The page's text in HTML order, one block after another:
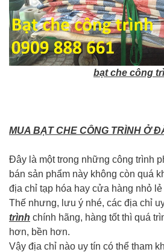
bạt che công
MUA BẠT CHE CÔNG TRÌNH Ở
Đây là một trong những công trình
bán sản phẩm này không còn quá
địa chỉ tạp hóa hay cửa hàng nhỏ
Thế nhưng, lưu ý nhé, các địa chỉ
trình chính hãng, hàng tốt thì quá
hơn, bền hơn.
Vậy địa chỉ nào uy tín có thể tham